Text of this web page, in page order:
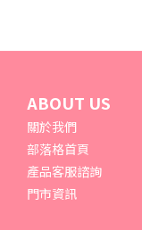
ABOUT US
關於我們
部落格首頁
產品客服諮詢
門市資訊